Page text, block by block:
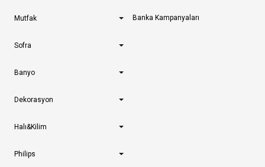
Mutfak
Sofra
Banyo
Dekorasyon
Halı&Kilim
Philips
Banka Kampanyaları